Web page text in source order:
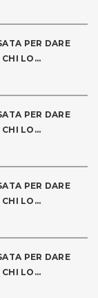
PER DARE
LO...
PER DARE
LO...
PER DARE
LO...
PER DARE
LO...